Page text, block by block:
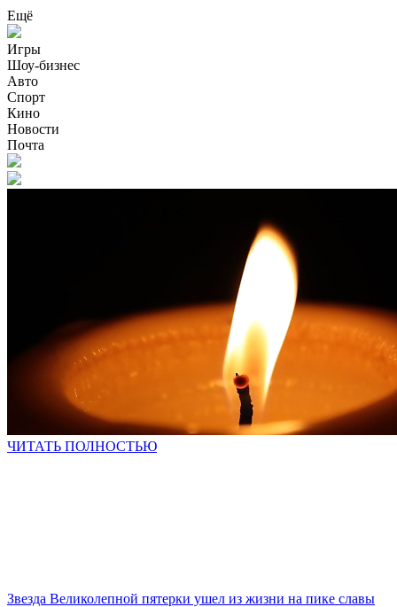
Ещё
Игры
Шоу-бизнес
Авто
Спорт
Кино
Новости
Почта
ЧИТАТЬ ПОЛНОСТЬЮ
Звезда Великолепной пятерки ушел из жизни на пике славы